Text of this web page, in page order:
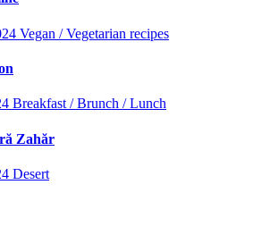
Vegan / Vegetarian recipes
Breakfast / Brunch / Lunch
Zahăr
Desert